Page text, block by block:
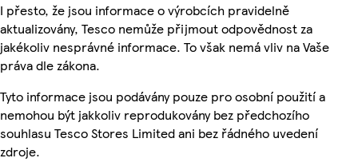
I přesto, že jsou informace o výrobcích pravidelně
aktualizovány, Tesco nemůže přijmout odpovědnost za
jakékoliv nesprávné informace. To však nemá vliv na Vaše
práva dle zákona.
Tyto informace jsou podávány pouze pro osobní použití a
nemohou být jakkoliv reprodukovány bez předchozího
souhlasu Tesco Stores Limited ani bez řádného uvedení
zdroje.